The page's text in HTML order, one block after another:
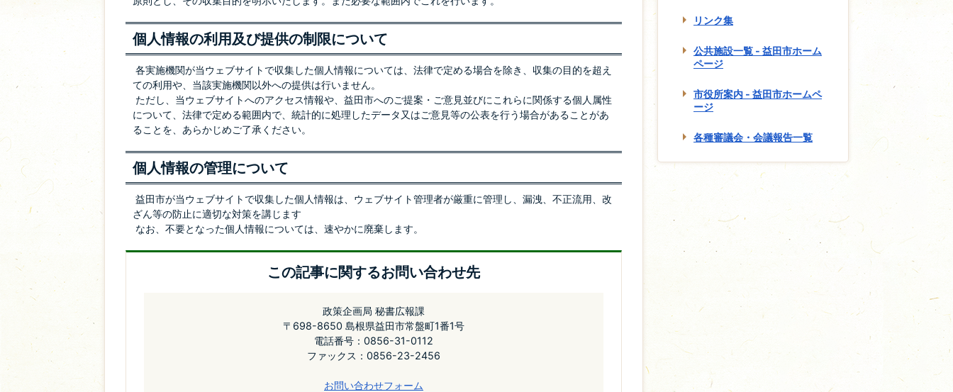
個人情報の利用及び提供の制限について
各実施機関が当ウェブサイトで収集した個人情報については、法律で定める場合を除き、収集の目的を超え
ての利用や、当該実施機関以外への提供は行いません。
ただし、当ウェブサイトへのアクセス情報や、益田市へのご提案・ご意見並びにこれらに関係する個人属性
について、法律で定める範囲内で、統計的に処理したデータ又はご意見等の公表を行う場合があることがあ
ることを、あらかじめご了承ください。
個人情報の管理について
益田市が当ウェブサイトで収集した個人情報は、ウェブサイト管理者が厳重に管理し、漏洩、不正流用、改
ざん等の防止に適切な対策を講じます
なお、不要となった個人情報については、速やかに廃棄します。
この記事に関するお問い合わせ先
政策企画局 秘書広報課
〒698-8650 島根県益田市常盤町1番1号
電話番号：0856-31-0112
ファックス：0856-23-2456
お問い合わせフォーム
リンク集
公共施設一覧 - 益田市ホーム
ページ
市役所案内 - 益田市ホームペ
ージ
各種審議会・会議報告一覧